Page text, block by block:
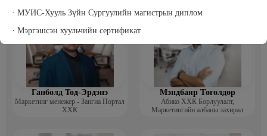
· МУИС-Хууль Зүйн Сургуулийн магистрын диплом
· Мэргэшсэн хуульчийн сертификат
· МУИС-Хууль Зүйн Сургуулийн бакалаврын диплом
Ажлын туршлага:
· Наран анд консалтинг ХХК-ийн Захирал, АЛС Групп ХХК
Хүний нөөцийн албаны дарга, М-Си-Эс Групп хуульч
Ганболд Тод-Эрдэнэ
Маркетинг менежер - Зангиа Портал
ХХК
Мэндбаяр Төгөлдөр
Абико ХХК Борлуулалт,
Маркетингийн албаны захирал